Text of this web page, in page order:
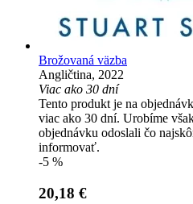
Brožovaná väzba
Angličtina, 2022
Viac ako 30 dní
Tento produkt je na
viac ako 30 dní. Urobíme
objednávku odoslali čo
informovať.
-5 %
20,18 €